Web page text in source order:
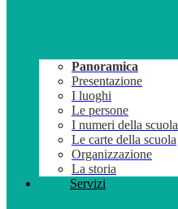
Panoramica
Presentazione
I luoghi
Le persone
I numeri della scuola
Le carte della scuola
Organizzazione
La storia
Servizi